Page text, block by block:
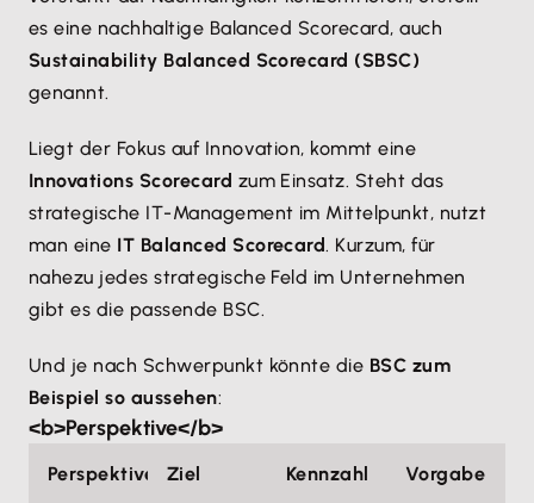
es eine nachhaltige Balanced Scorecard, auch
Sustainability Balanced Scorecard (SBSC)
genannt.
Liegt der Fokus auf Innovation, kommt eine
Innovations Scorecard zum Einsatz. Steht das
strategische IT-Management im Mittelpunkt, nutzt
man eine IT Balanced Scorecard. Kurzum, für
nahezu jedes strategische Feld im Unternehmen
gibt es die passende BSC.
Und je nach Schwerpunkt könnte die BSC zum
Beispiel so aussehen:
<b>Perspektive</b>
Perspektive Ziel Kennzahl Vorgabe